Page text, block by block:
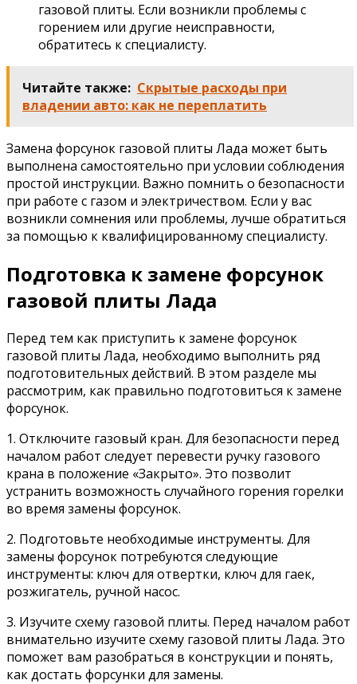
газовой плиты. Если возникли проблемы с
горением или другие неисправности,
обратитесь к специалисту.
Читайте также: Скрытые расходы при
владении авто: как не переплатить
Замена форсунок газовой плиты Лада может быть
выполнена самостоятельно при условии соблюдения
простой инструкции. Важно помнить о безопасности
при работе с газом и электричеством. Если у вас
возникли сомнения или проблемы, лучше обратиться
за помощью к квалифицированному специалисту.
Подготовка к замене форсунок
газовой плиты Лада
Перед тем как приступить к замене форсунок
газовой плиты Лада, необходимо выполнить ряд
подготовительных действий. В этом разделе мы
рассмотрим, как правильно подготовиться к замене
форсунок.
1. Отключите газовый кран. Для безопасности перед
началом работ следует перевести ручку газового
крана в положение «Закрыто». Это позволит
устранить возможность случайного горения горелки
во время замены форсунок.
2. Подготовьте необходимые инструменты. Для
замены форсунок потребуются следующие
инструменты: ключ для отвертки, ключ для гаек,
розжигатель, ручной насос.
3. Изучите схему газовой плиты. Перед началом работ
внимательно изучите схему газовой плиты Лада. Это
поможет вам разобраться в конструкции и понять,
как достать форсунки для замены.